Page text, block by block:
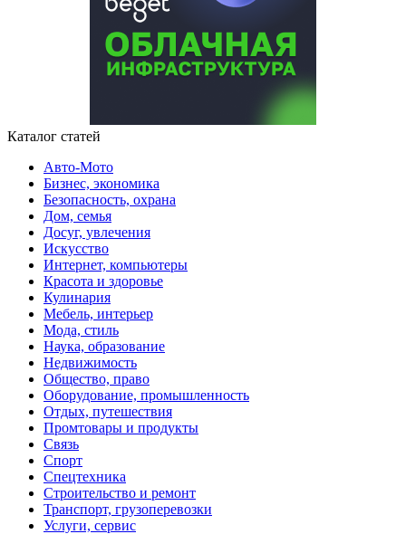
Каталог статей
Авто-Мото
Бизнес, экономика
Безопасность, охрана
Дом, семья
Досуг, увлечения
Искусство
Интернет, компьютеры
Красота и здоровье
Кулинария
Мебель, интерьер
Мода, стиль
Наука, образование
Недвижимость
Общество, право
Оборудование, промышленность
Отдых, путешествия
Промтовары и продукты
Связь
Спорт
Спецтехника
Строительство и ремонт
Транспорт, грузоперевозки
Услуги, сервис